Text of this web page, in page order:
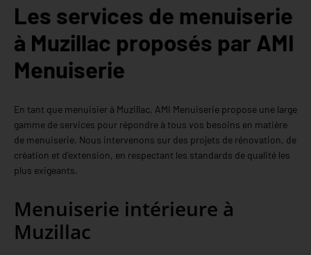
Les services de menuiserie
à Muzillac proposés par AMI
Menuiserie
En tant que menuisier à Muzillac, AMI Menuiserie propose une large
gamme de services pour répondre à tous vos besoins en matière
de menuiserie. Nous intervenons sur des projets de rénovation, de
création et d’extension, en respectant les standards de qualité les
plus exigeants.
Menuiserie intérieure à
Muzillac